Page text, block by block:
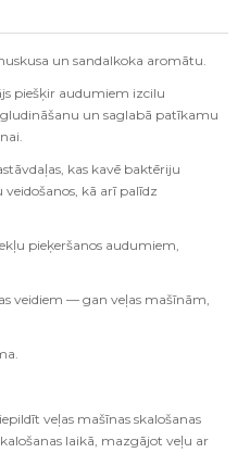
un sandalkoka aromātu.
piešķir audumiem izcilu
un saglabā patīkamu
kas kavē baktēriju
kā arī palīdz
pieķeršanos audumiem,
veidiem — gan veļas mašīnām,
veļas mašīnas skalošanas
laikā, mazgājot veļu ar